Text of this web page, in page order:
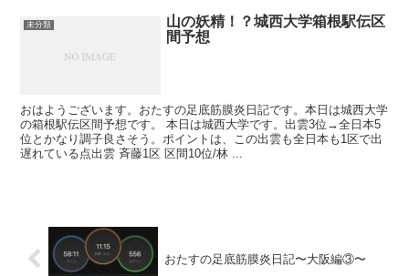
未分類
山の妖精！？城西大学箱根駅伝区
間予想
おはようございます。おたすの足底筋膜炎日記です。本日は城西大学
の箱根駅伝区間予想です。 本日は城西大学です。出雲3位→全日本5
位とかなり調子良さそう。ポイントは、この出雲も全日本も1区で出
遅れている点出雲 斉藤1区 区間10位/林 ...
おたすの足底筋膜炎日記〜大阪編③〜